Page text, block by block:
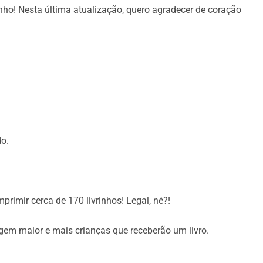
convida a uma troca
consigo mesmos e uma melhor
será
Esta gráfica trabalha com
Nesta última atualização, quero agradecer de coração
cerca de 170 livrinhos! Legal, né?!
maior e mais crianças que receberão um livro.